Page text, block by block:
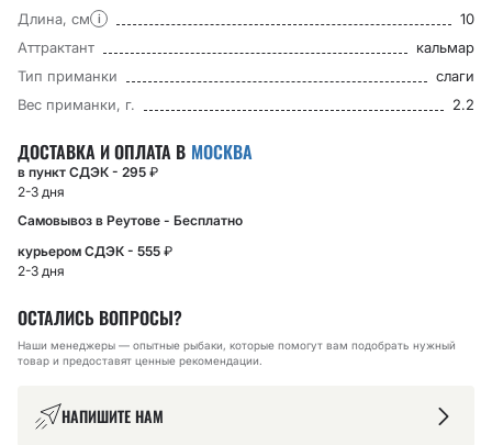
Длина, см i
10
Аттрактант
кальмар
Тип приманки
слаги
Вес приманки, г.
2.2
ДОСТАВКА И ОПЛАТА В МОСКВА
в пункт СДЭК - 295 ₽
2-3 дня
Самовывоз в Реутове - Бесплатно
курьером СДЭК - 555 ₽
2-3 дня
ОСТАЛИСЬ ВОПРОСЫ?
Наши менеджеры — опытные рыбаки, которые помогут вам подобрать нужный
товар и предоставят ценные рекомендации.
НАПИШИТЕ НАМ